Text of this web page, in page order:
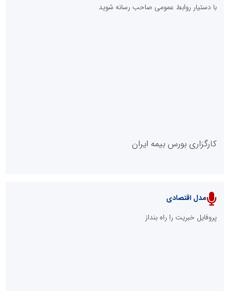
پایگاه خبری نهضت ملی مسکن
با دستیار روابط عمومی صاحب رسانه شوید
کارگزاری بورس بیمه ایران
مدل اقتصادی
پروفایل خبریت را راه بنداز